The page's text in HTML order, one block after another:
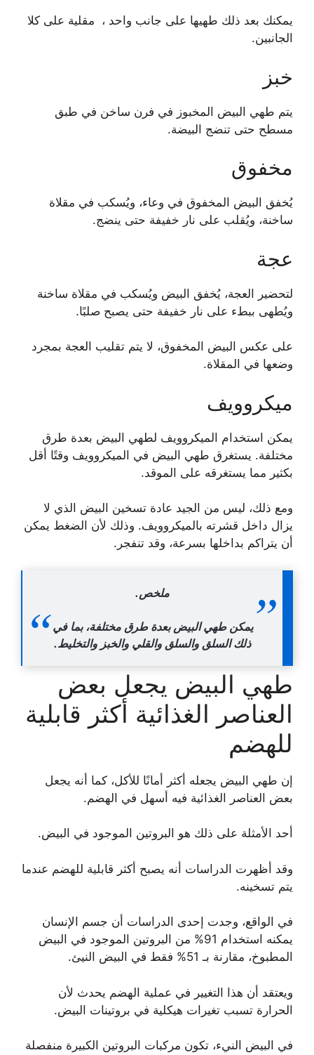
يمكنك بعد ذلك طهيها على جانب واحد ، مقلية على كلا
الجانبين.
خبز
يتم طهي البيض المخبوز في فرن ساخن في طبق
مسطح حتى تنضج البيضة.
مخفوق
يُخفق البيض المخفوق في وعاء، ويُسكب في مقلاة
ساخنة، ويُقلب على نار خفيفة حتى ينضج.
عجة
لتحضير العجة، يُخفق البيض ويُسكب في مقلاة ساخنة
ويُطهى ببطء على نار خفيفة حتى يصبح صلبًا.
على عكس البيض المخفوق، لا يتم تقليب العجة بمجرد
وضعها في المقلاة.
ميكروويف
يمكن استخدام الميكروويف لطهي البيض بعدة طرق
مختلفة. يستغرق طهي البيض في الميكروويف وقتًا أقل
بكثير مما يستغرقه على الموقد.
ومع ذلك، ليس من الجيد عادة تسخين البيض الذي لا
يزال داخل قشرته بالميكروويف. وذلك لأن الضغط يمكن
أن يتراكم بداخلها بسرعة، وقد تنفجر.
ملخص.
يمكن طهي البيض بعدة طرق مختلفة، بما في
ذلك السلق والسلق والقلي والخبز والتخليط.
طهي البيض يجعل بعض
العناصر الغذائية أكثر قابلية
للهضم
إن طهي البيض يجعله أكثر أمانًا للأكل، كما أنه يجعل
بعض العناصر الغذائية فيه أسهل في الهضم.
أحد الأمثلة على ذلك هو البروتين الموجود في البيض.
وقد أظهرت الدراسات أنه يصبح أكثر قابلية للهضم عندما
يتم تسخينه.
في الواقع، وجدت إحدى الدراسات أن جسم الإنسان
يمكنه استخدام 91% من البروتين الموجود في البيض
المطبوخ، مقارنة بـ 51% فقط في البيض النيئ.
ويعتقد أن هذا التغيير في عملية الهضم يحدث لأن
الحرارة تسبب تغيرات هيكلية في بروتينات البيض.
في البيض النيء، تكون مركبات البروتين الكبيرة منفصلة